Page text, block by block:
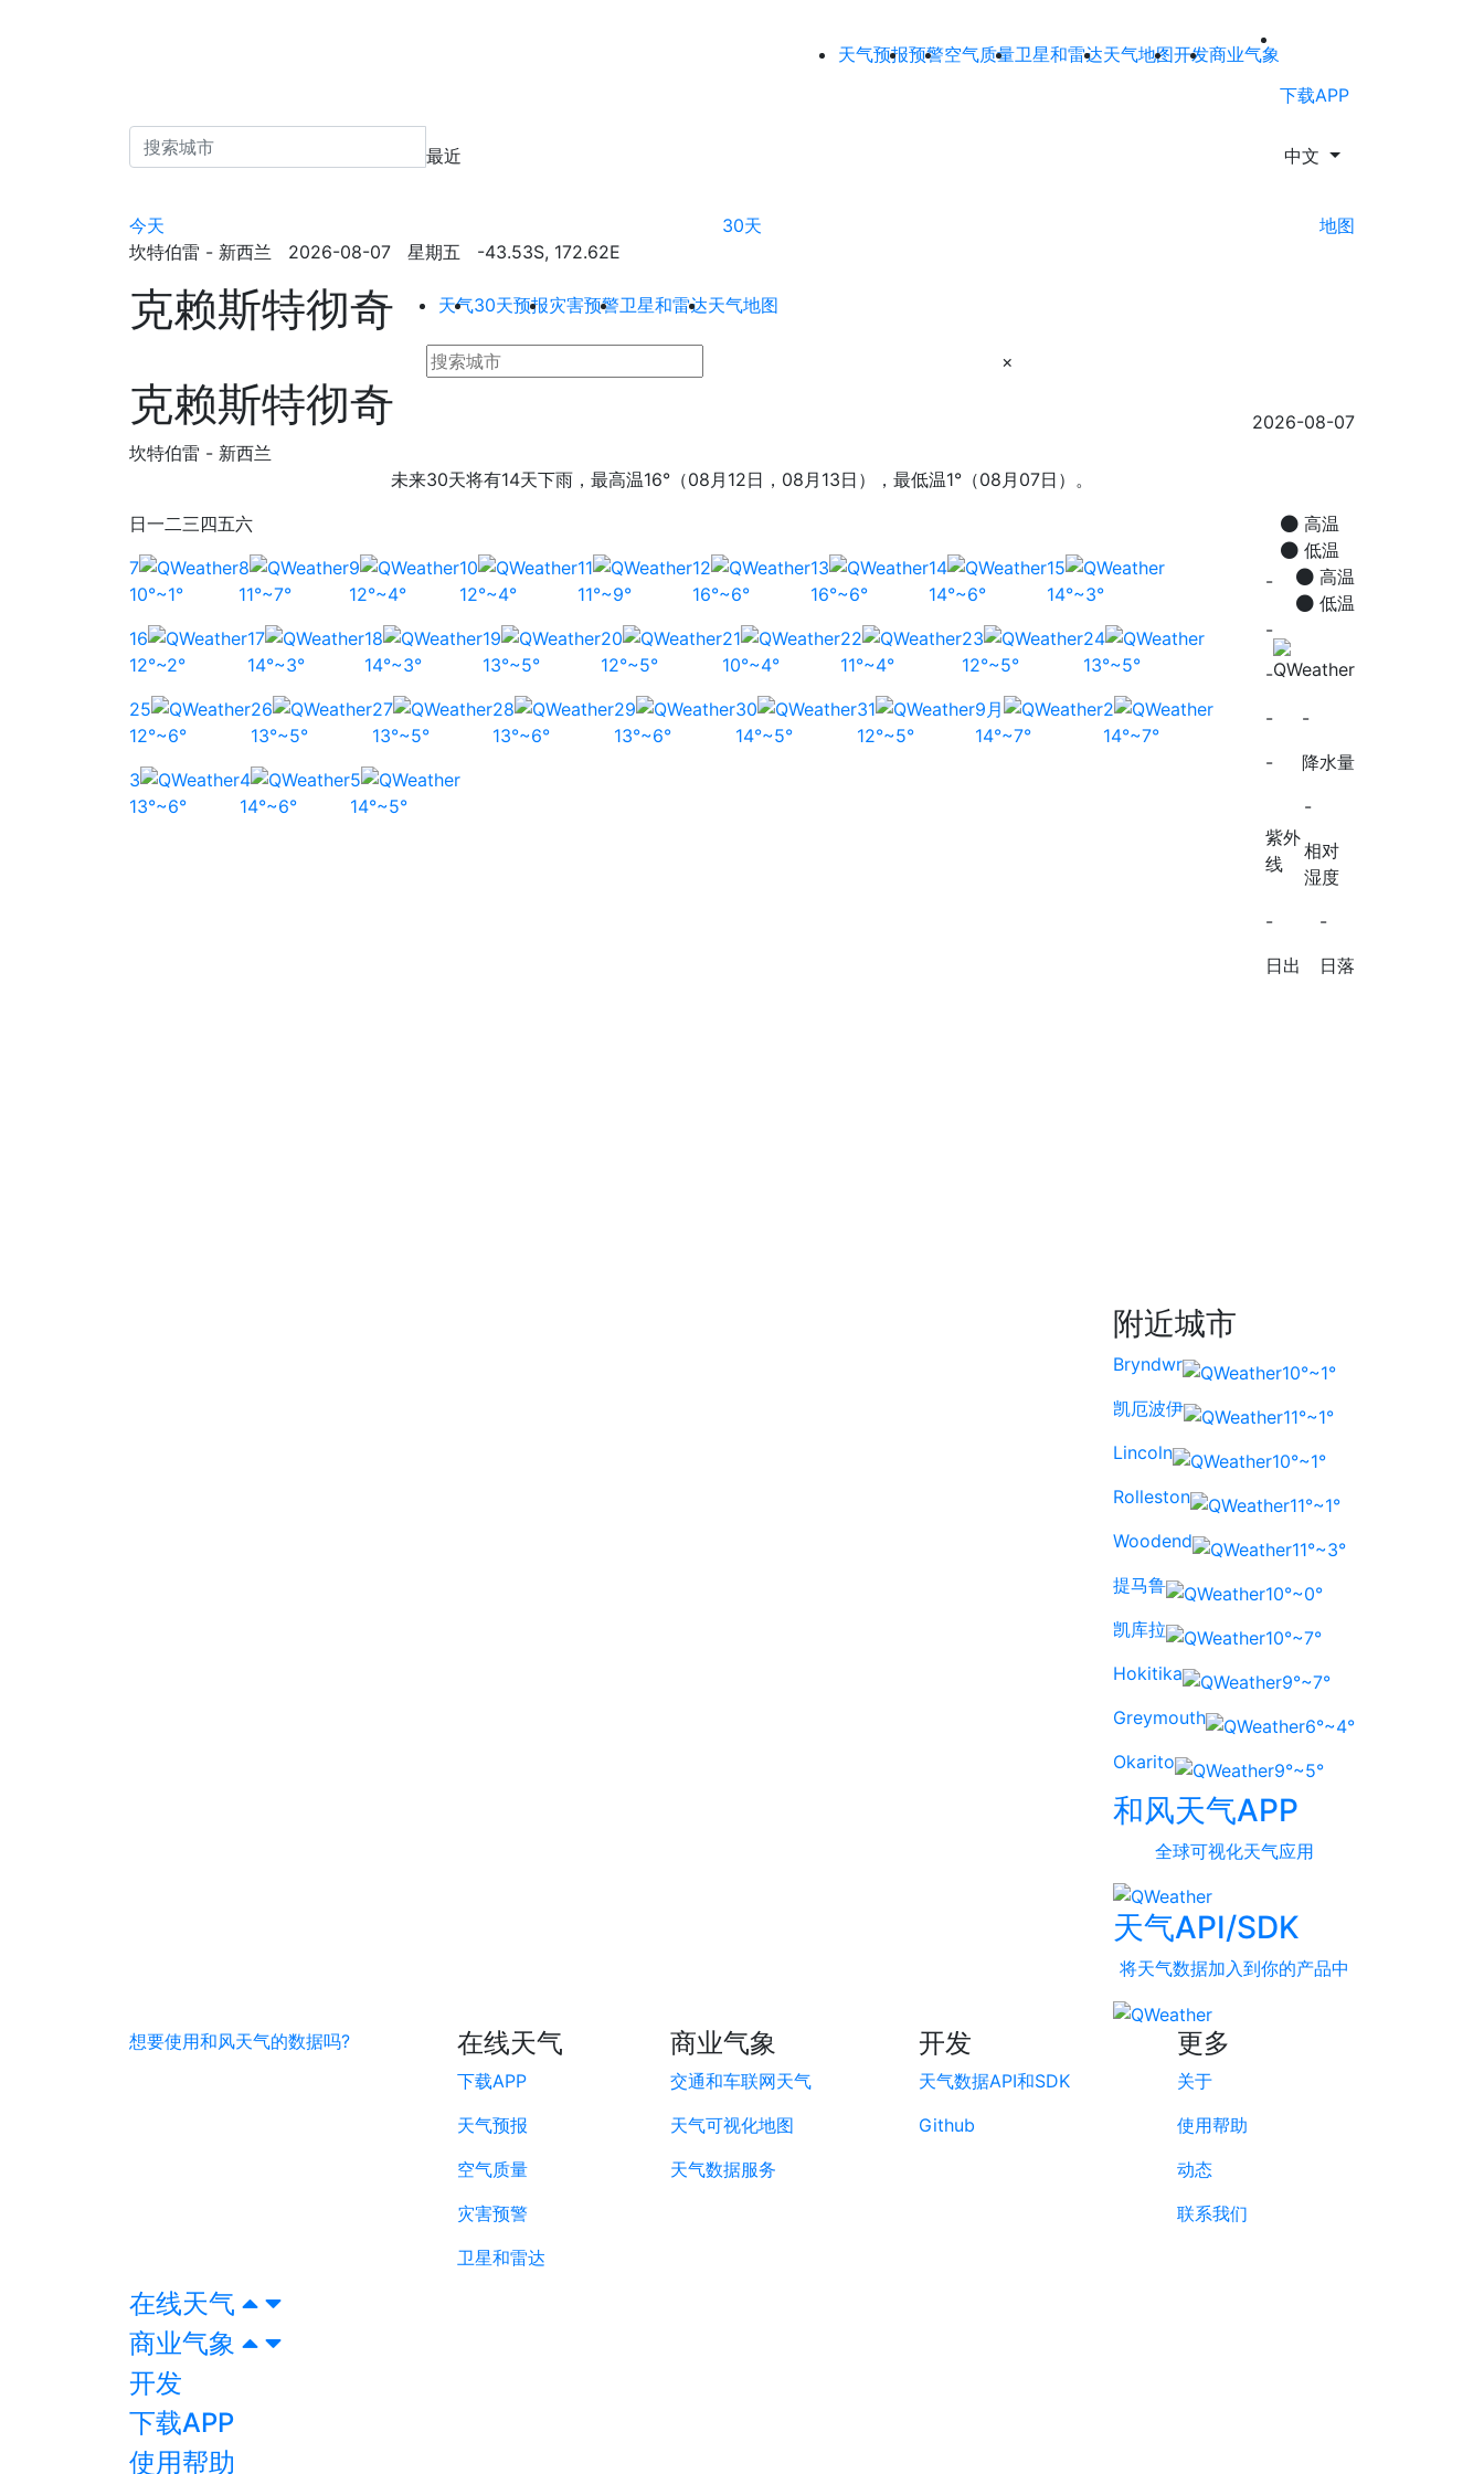
天气预报预警空气质量卫星和雷达天气地图开发商业气象
下载APP
最近 中文
今天 30天
地图
坎特伯雷 - 新西兰 2026-08-07 星期五 -43.53S, 172.62E
克赖斯特彻奇 天气30天预报灾害预警卫星和雷达天气地图
×
克赖斯特彻奇
坎特伯雷 - 新西兰
2026-08-07
未来30天将有14天下雨，最高温16°（08月12日，08月13日），最低温1°（08月07日）。
日一二三四五六
7
10°~1°
8
11°~7°
9
12°~4°
10
12°~4°
11
11°~9°
12
16°~6°
13
16°~6°
14
14°~6°
15
14°~3°
16
12°~2°
17
14°~3°
18
14°~3°
19
13°~5°
20
12°~5°
21
10°~4°
22
11°~4°
23
12°~5°
24
13°~5°
25
12°~6°
26
13°~5°
27
13°~5°
28
13°~6°
29
13°~6°
30
14°~5°
31
12°~5°
9月
14°~7°
2
14°~7°
3
13°~6°
4
14°~6°
5
14°~5°
高温
低温
-
高温
低温
-
-
-
-
-
降水量
紫外
线
-
相对
湿度
-
日出
-
日落
附近城市
Bryndwr
10°~1°
凯厄波伊
11°~1°
Lincoln
10°~1°
Rolleston
11°~1°
Woodend
11°~3°
提马鲁
10°~0°
凯库拉
10°~7°
Hokitika
9°~7°
Greymouth
6°~4°
Okarito
9°~5°
和风天气APP
全球可视化天气应用
天气API/SDK
将天气数据加入到你的产品中
想要使用和风天气的数据吗? 在线天气
下载APP
天气预报
空气质量
灾害预警
卫星和雷达
商业气象
交通和车联网天气
天气可视化地图
天气数据服务
开发
天气数据API和SDK
Github
更多
关于
使用帮助
动态
联系我们
在线天气
商业气象
开发
下载APP
使用帮助